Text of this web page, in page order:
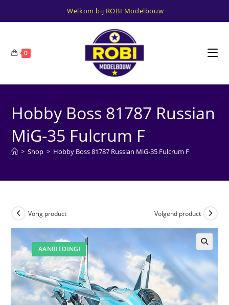
Welkom bij ROBI Modelbouw
0
Hobby Boss 81787 Russian
MiG-35 Fulcrum F
> Shop > Hobby Boss 81787 Russian MiG-35 Fulcrum F
AANBIEDING!
Vorig product Volgend product